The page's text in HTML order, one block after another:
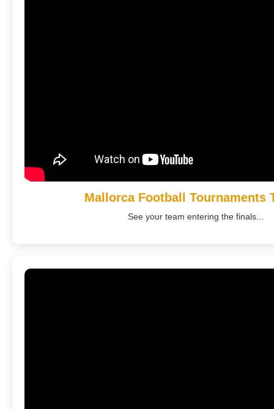
Mallorca Football Tournaments
See your team entering the finals...